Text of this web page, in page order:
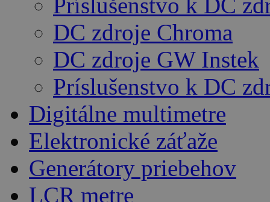
DC zdroje Chroma
DC zdroje GW Instek
Príslušenstvo k DC
Digitálne multimetre
Elektronické záťaže
Generátory priebehov
LCR metre